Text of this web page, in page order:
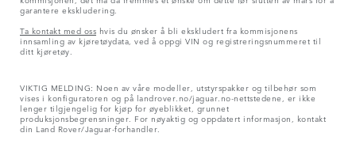
garantere ekskludering.
Ta kontakt med oss hvis du ønsker å bli ekskludert fra kommisjonens
innsamling av kjøretøydata, ved å oppgi VIN og registreringsnummeret til
ditt kjøretøy.
VIKTIG MELDING: Noen av våre modeller, utstyrspakker og tilbehør som
vises i konfiguratoren og på landrover.no/jaguar.no-nettstedene, er ikke
lenger tilgjengelig for kjøp for øyeblikket, grunnet
produksjonsbegrensninger. For nøyaktig og oppdatert informasjon, kontakt
din Land Rover/Jaguar-forhandler.